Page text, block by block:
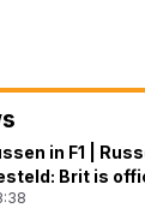
in F1 |
Brit is